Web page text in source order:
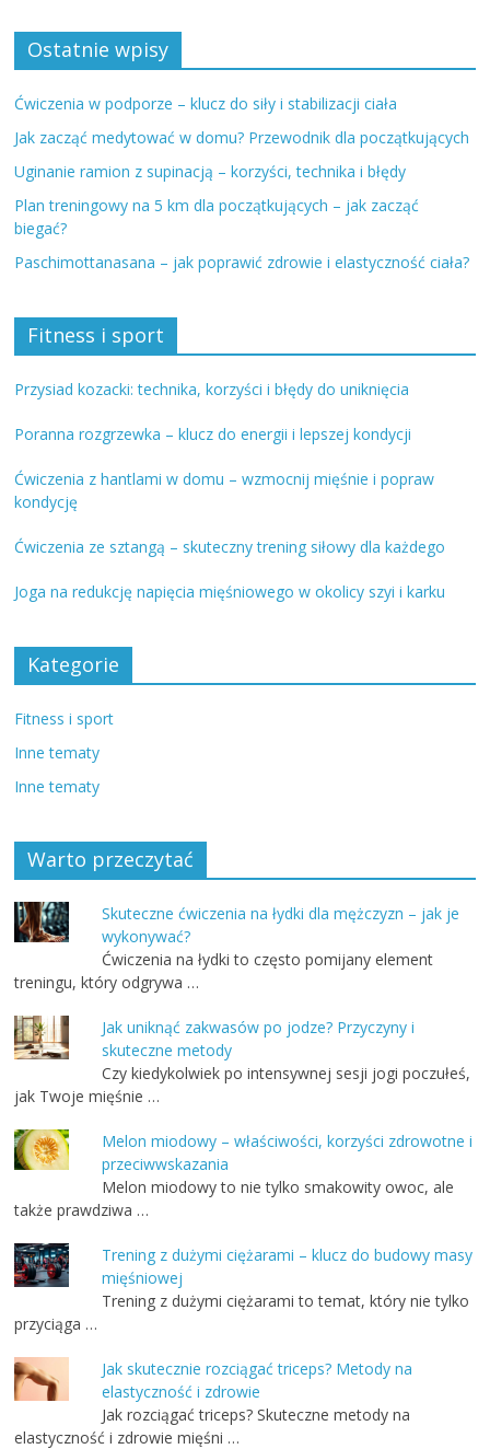
Ostatnie wpisy
Ćwiczenia w podporze – klucz do siły i stabilizacji ciała
Jak zacząć medytować w domu? Przewodnik dla początkujących
Uginanie ramion z supinacją – korzyści, technika i błędy
Plan treningowy na 5 km dla początkujących – jak zacząć
biegać?
Paschimottanasana – jak poprawić zdrowie i elastyczność ciała?
Fitness i sport
Przysiad kozacki: technika, korzyści i błędy do uniknięcia
Poranna rozgrzewka – klucz do energii i lepszej kondycji
Ćwiczenia z hantlami w domu – wzmocnij mięśnie i popraw
kondycję
Ćwiczenia ze sztangą – skuteczny trening siłowy dla każdego
Joga na redukcję napięcia mięśniowego w okolicy szyi i karku
Kategorie
Fitness i sport
Inne tematy
Inne tematy
Warto przeczytać
Skuteczne ćwiczenia na łydki dla mężczyzn – jak je
wykonywać?
Ćwiczenia na łydki to często pomijany element
treningu, który odgrywa …
Jak uniknąć zakwasów po jodze? Przyczyny i
skuteczne metody
Czy kiedykolwiek po intensywnej sesji jogi poczułeś,
jak Twoje mięśnie …
Melon miodowy – właściwości, korzyści zdrowotne i
przeciwwskazania
Melon miodowy to nie tylko smakowity owoc, ale
także prawdziwa …
Trening z dużymi ciężarami – klucz do budowy masy
mięśniowej
Trening z dużymi ciężarami to temat, który nie tylko
przyciąga …
Jak skutecznie rozciągać triceps? Metody na
elastyczność i zdrowie
Jak rozciągać triceps? Skuteczne metody na
elastyczność i zdrowie mięśni …